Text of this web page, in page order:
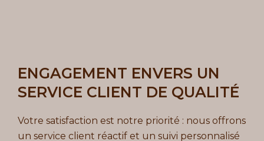
ENGAGEMENT ENVERS UN
SERVICE CLIENT DE QUALITÉ
Votre satisfaction est notre priorité : nous offrons
un service client réactif et un suivi personnalisé